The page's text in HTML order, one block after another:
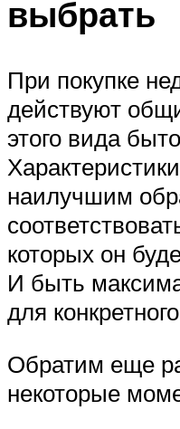
выбрать
При покупке
действуют
этого вида
наилучшим
которых он
И быть
для
Обратим еще
некоторые